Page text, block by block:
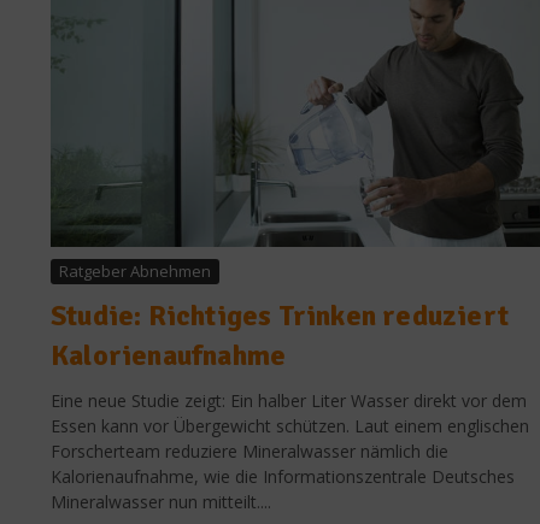
Ratgeber Abnehmen
Studie: Richtiges Trinken reduziert
Kalorienaufnahme
Eine neue Studie zeigt: Ein halber Liter Wasser direkt vor dem
Essen kann vor Übergewicht schützen. Laut einem englischen
Forscherteam reduziere Mineralwasser nämlich die
Kalorienaufnahme, wie die Informationszentrale Deutsches
Mineralwasser nun mitteilt....